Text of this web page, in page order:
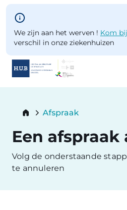
Skip to main content
We zijn aan het werven ! Kom
verschil in onze ziekenhuizen
content
Breadcrumb
Current:
Afspraak
Een afspraak
Volg de onderstaande
te annuleren